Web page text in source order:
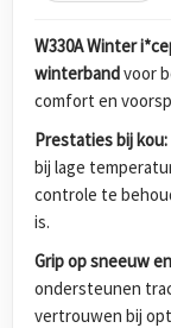
W330A Winter
winterbandvoor
comfort en
Prestaties bij kou:
bij lage
controle te
is.
Grip op sneeuw
ondersteunen
vertrouwen bij